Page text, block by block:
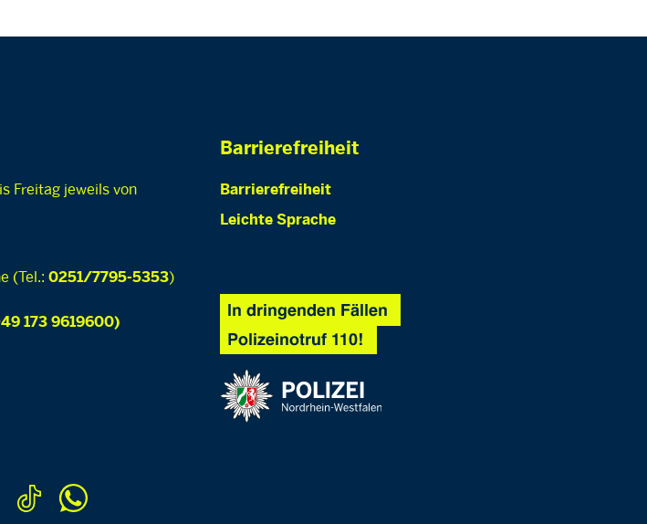
Freitag jeweils von
(Tel.: 0251/7795-5353)
173 9619600)
Barrierefreiheit
Barrierefreiheit
Leichte Sprache